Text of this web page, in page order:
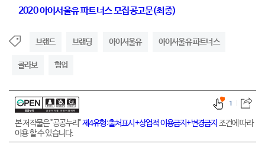
2020 아이서울유 파트너스 모집공고문(최종)
브랜드 브랜딩 아이서울유 아이서울유 파트너스
콜라보 협업
본 저작물은 "공공누리"제4유형:출처표시+상업적 이용금지+변경금지 조건에 따라
이용 할 수 있습니다.
1